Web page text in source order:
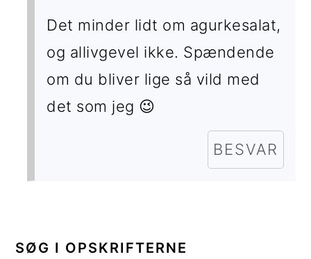
Det minder lidt om agurkesalat,
og allivgevel ikke. Spændende
om du bliver lige så vild med
det som jeg 😉
BESVAR
SIDEBAR
SØG I OPSKRIFTERNE